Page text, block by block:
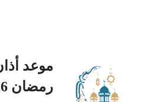
موعد
رمضان 2026 الكويت